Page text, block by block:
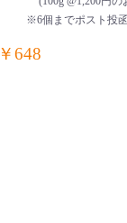
※6個までポスト投
￥648